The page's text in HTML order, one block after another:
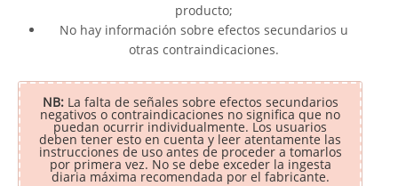
producto;
No hay información sobre efectos secundarios u
otras contraindicaciones.
NB:La falta de señales sobre efectos secundarios
negativos o contraindicaciones no significa que no
puedan ocurrir individualmente. Los usuarios
deben tener esto en cuenta y leer atentamente las
instrucciones de uso antes de proceder a tomarlos
por primera vez. No se debe exceder la ingesta
diaria máxima recomendada por el fabricante.